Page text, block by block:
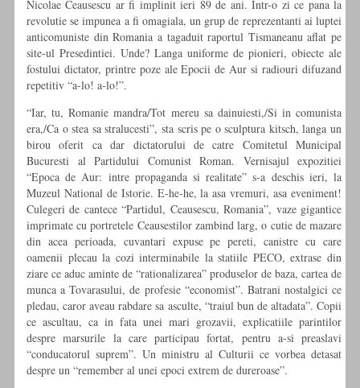
Nicolae Ceausescu ar fi implinit ieri 89 de ani. Intr-o zi ce pana la
revolutie se impunea a fi omagiala, un grup de reprezentanti ai luptei
anticomuniste din Romania a tagaduit raportul Tismaneanu aflat pe
site-ul Presedintiei. Unde? Langa uniforme de pionieri, obiecte ale
fostului dictator, printre poze ale Epocii de Aur si radiouri difuzand
repetitiv “a-lo! a-lo!”.
“Iar, tu, Romanie mandra/Tot mereu sa dainuiesti,/Si in comunista
era,/Ca o stea sa stralucesti”, sta scris pe o sculptura kitsch, langa un
birou oferit ca dar dictatorului de catre Comitetul Municipal
Bucuresti al Partidului Comunist Roman. Vernisajul expozitiei
“Epoca de Aur: intre propaganda si realitate” s-a deschis ieri, la
Muzeul National de Istorie. E-he-he, la asa vremuri, asa eveniment!
Culegeri de cantece “Partidul, Ceausescu, Romania”, vaze gigantice
imprimate cu portretele Ceausestilor zambind larg, o cutie de mazare
din acea perioada, cuvantari expuse pe pereti, canistre cu care
oamenii plecau la cozi interminabile la statiile PECO, extrase din
ziare ce aduc aminte de “rationalizarea” produselor de baza, cartea de
munca a Tovarasului, de profesie “economist”. Batrani nostalgici ce
pledau, caror aveau rabdare sa asculte, “traiul bun de altadata”. Copii
ce ascultau, ca in fata unei mari grozavii, explicatiile parintilor
despre marsurile la care participau fortat, pentru a-si preaslavi
“conducatorul suprem”. Un ministru al Culturii ce vorbea detasat
despre un “remember al unei epoci extrem de dureroase”.